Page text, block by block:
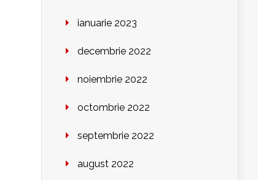
ianuarie 2023
decembrie 2022
noiembrie 2022
octombrie 2022
septembrie 2022
august 2022